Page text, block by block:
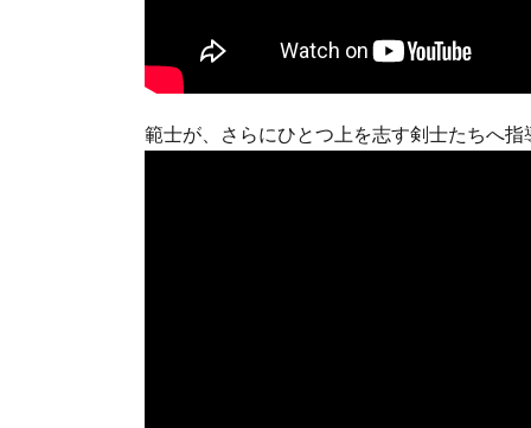
範士が、さらにひとつ上を志す剣士たちへ